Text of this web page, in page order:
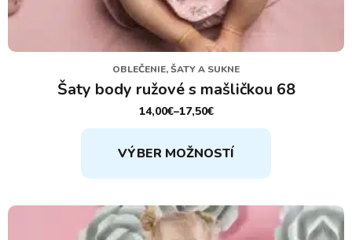
OBLEČENIE, ŠATY A SUKNE
Šaty body ružové s mašličkou 68
14,00€–17,50€
PRICE
RANGE:
THROUGH
VÝBER MOŽNOSTÍ
Tento
produkt
má
variantov.
Možnosti